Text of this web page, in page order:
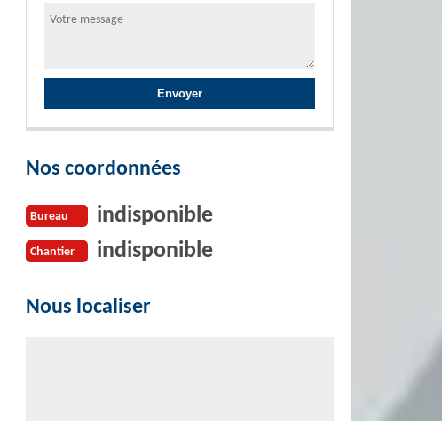
Nos coordonnées
Bureau indisponible
Chantier indisponible
Nous localiser